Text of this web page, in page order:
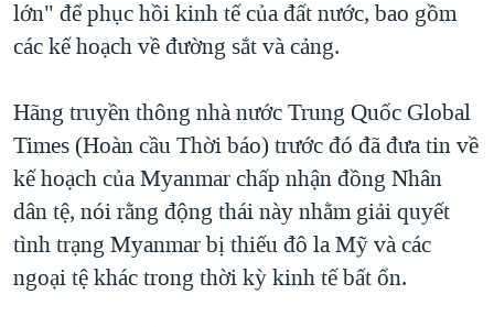
lớn" để phục hồi kinh tế của đất nước, bao gồm
các kế hoạch về đường sắt và cảng.
Hãng truyền thông nhà nước Trung Quốc Global
Times (Hoàn cầu Thời báo) trước đó đã đưa tin về
kế hoạch của Myanmar chấp nhận đồng Nhân
dân tệ, nói rằng động thái này nhằm giải quyết
tình trạng Myanmar bị thiếu đô la Mỹ và các
ngoại tệ khác trong thời kỳ kinh tế bất ổn.